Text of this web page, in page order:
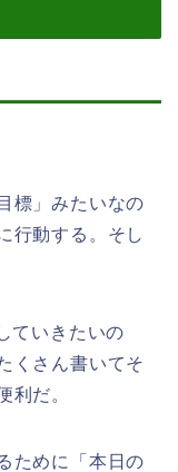
標」みたいなの
行動する。そし
ていきたいの
くさん書いてそ
利だ。
ために「本日の